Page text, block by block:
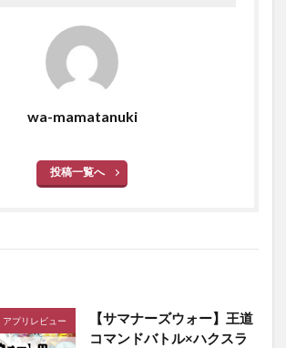
wa-mamatanuki
投稿一覧へ
アプリレビュー
【サマナーズウォー】王道
コマンドバトル×ハクスラ